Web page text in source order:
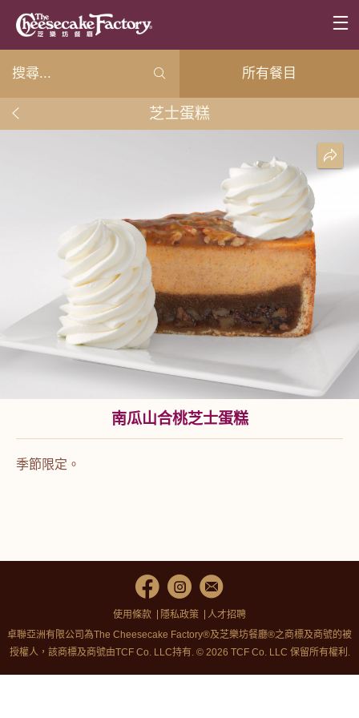
所有餐目
芝士蛋糕
南瓜山合桃芝士蛋糕
季節限定。
使用條款 隱私政策
人才招聘
卓聯亞洲有限公司為The Cheesecake Factory®及芝樂坊餐廳®之商標及商號的被
授權人，該商標及商號由TCF Co. LLC持有. © 2026 TCF Co. LLC 保留所有權利.